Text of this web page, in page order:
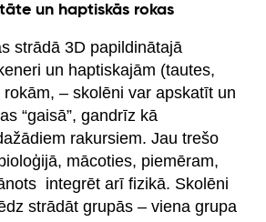
un haptiskās rokas
strādā 3D papildinātajā
un haptiskajām (tautes,
– skolēni var apskatīt un
“gaisā”, gandrīz kā
rakursiem. Jau trešo
mācoties, piemēram,
integrēt arī fizikā. Skolēni
strādāt grupās – viena grupa